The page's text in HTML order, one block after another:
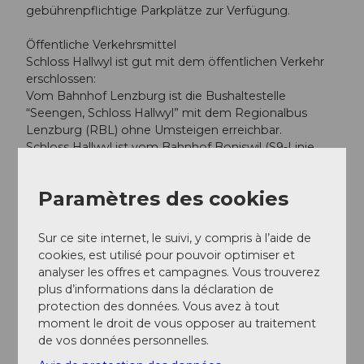
gebührenpflichtige Parkplätze zur Verfügung.
Öffentliche Verkehrsmittel
Schloss Hallwyl ist gut mit dem öffentlichen Verkehr
erschlossen:
Vom Bahnhof Lenzburg ist die Bushaltestelle
“Seengen, Schloss Hallwyl” mit dem Regionalbus
Lenzburg (RBL) ohne Umsteigen erreichbar.
Schloss Hallwyl ist vom Bahnhof Boniswil (S9-Linie
Seetal Tourismus
A proximité
Paramètres des cookies
Sur ce site internet, le suivi, y compris à l’aide de
cookies, est utilisé pour pouvoir optimiser et
analyser les offres et campagnes. Vous trouverez
plus d’informations dans la déclaration de
protection des données. Vous avez à tout
moment le droit de vous opposer au traitement
de vos données personnelles.